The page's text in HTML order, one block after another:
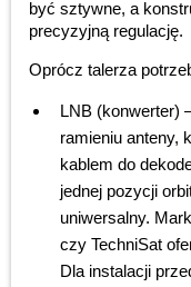
być sztywne, a
precyzyjną regulację.
Oprócz talerza
LNB (konwerter)
ramieniu anteny,
kablem do
jednej pozycji
uniwersalny.
czy TechniSat
Dla instalacji